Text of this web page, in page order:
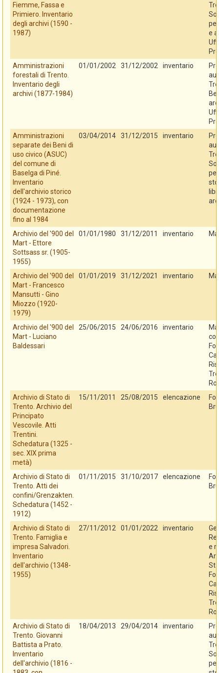
Fiemme, Fassa e
Primiero. Inventario
degli archivi (1590 -
1987)
e
Amministrazioni
forestali di Trento.
Inventario degli
archivi (1877-1984)
01/01/2002 31/12/2002 inventario
Amministrazioni
separate dei Beni di
uso civico (ASUC)
del comune di
Baselga di Piné.
Inventario
dell'archivio storico
(1924 - 1973), con
documentazione
fino al 1984
03/04/2014 31/12/2015 inventario
Archivio del '900 del
Mart - Ettore
Sottsass sr. (1905-
1955)
01/01/1980 31/12/2011 inventario
Archivio del '900 del
Mart - Francesco
Mansutti - Gino
Miozzo (1920-
1979)
01/01/2019 31/12/2021 inventario
Archivio del '900 del
Mart - Luciano
Baldessari
25/06/2015 24/06/2016 inventario
Archivio di Stato di
Trento. Archivio del
Principato
Vescovile. Atti
Trentini.
Schedatura (1325 -
sec. XIX prima
metà)
15/11/2011 25/08/2015 elencazione
Archivio di Stato di
Trento. Atti dei
confini/Grenzakten.
Schedatura (1452 -
1912)
01/11/2015 31/10/2017 elencazione
Archivio di Stato di
Trento. Famiglia e
impresa Salvadori.
Inventario
dell'archivio (1348-
1955)
27/11/2012 01/01/2022 inventario
e
Archivio di Stato di
Trento. Giovanni
Battista a Prato.
Inventario
dell'archivio (1816 -
18/04/2013 29/04/2014 inventario